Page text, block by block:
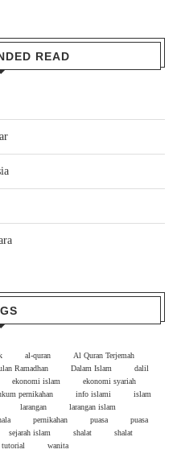
READ
al-quran
Al Quran Terjemah
Ramadhan Dalam Islam
dalil
ekonomi islam
ekonomi syariah
pernikahan info islami
islam
larangan
larangan islam
pernikahan puasa
puasa
sejarah islam shalat
shalat
tutorial wanita